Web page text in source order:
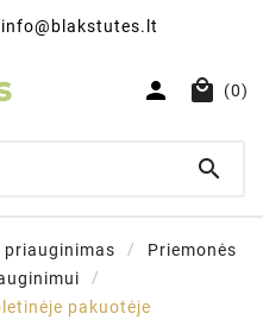
  (0)

priauginimas
Priemonės
pakuotėje